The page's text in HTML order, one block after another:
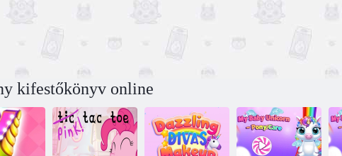
kifestőkönyv online